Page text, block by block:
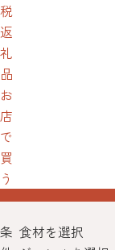
税
返
礼
品
お
店
で
買
う
条 食材を選択